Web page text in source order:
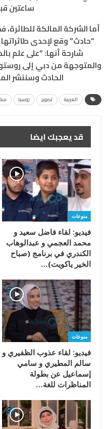
ساعتين
أما الشركة المالكة
“حادث” وقع لإحدى
والمتوجهة من دبي إلى
الحادث وسننشر
العربية تصوير روسيا
قد يعجبك ايضا
منوعات
فيديو: لقاء فاضل سعيد و
محمد العجمي و عبدالوهاب
الكندري في برنامج (صباح
الخير ياكويت)…
منوعات
فيديو: لقاء عذوب الظفيري و
سالم المطيري و سامي
إسماعيل عن بطولة
المناظرات للغة…